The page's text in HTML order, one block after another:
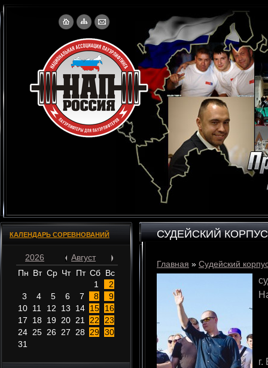
КАЛЕНДАРЬ СОРЕВНОВАНИЙ
2026
Август
Пн Вт Ср Чт Пт Сб Вс
1
2
3
4 5 6 7 8
9
10 11 12 13 14 15
16
17
18 19 20 21 22
23
24 25 26 27 28 29 30
31
СУДЕЙСКИЙ КОРПУС
Главная » Судейский